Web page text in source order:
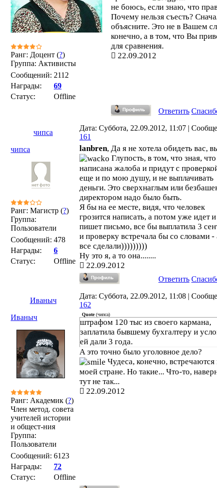
Ранг: Доцент (?)
Группа: Активисты
Сообщений: 2112
Награды:
69
Статус:
Offline
не боюсь, если знаю, что
Почему нельзя съесть?
объясните. Это не в Вашем
конечно, а в том, что Вы
для сравнения.
22.09.2012
Ответить
чипса
Дата: Суббота, 22.09.2012, 11:07 |
161
чипса
Ранг: Магистр (?)
Группа:
Пользователи
Сообщений: 478
Награды:
6
Статус:
Offline
lanbren, Да я не хотела обидеть вас,
Глупость, в том, что зная, что
написана жалоба и придут с
еще и по мою душу, и не выплачивать
деньги. Это сверхнаглым или
директором надо было быть.
Я бы на ее месте, видя, что человек
грозится написать, а потом уже идет и
пишет письмо, все бы выплатила 3
и проверку встречала бы со словами
все сделали)))))))))
Ну это я, а то она........
22.09.2012
Ответить
Иваныч
Дата: Суббота, 22.09.2012, 11:08 |
162
Иваныч
Ранг: Академик (?)
Член метод. совета
учителей истории
и общест-ния
Группа:
Пользователи
Сообщений: 6123
Награды:
72
Статус:
Offline
Quote(чипса)
штрафом 120 тыс из своего кармана,
заплатила бывшему бухгалтеру и
ей дали 3 года.
А это точно было уголовное дело?
Чудеса, конечно, встречаются
моей стране. Но такие... Что-то,
тут не так...
22.09.2012